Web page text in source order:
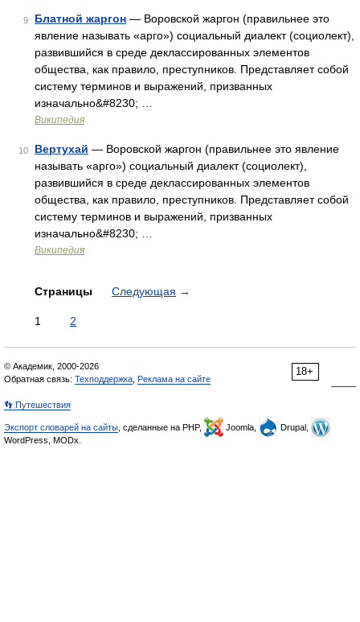
9 Блатной жаргон — Воровской жаргон (правильнее это
явление называть «арго») социальный диалект (социолект),
развившийся в среде деклассированных элементов
общества, как правило, преступников. Представляет собой
систему терминов и выражений, призванных
изначально&#8230; …
Википедия
10 Вертухай — Воровской жаргон (правильнее это явление
называть «арго») социальный диалект (социолект),
развившийся в среде деклассированных элементов
общества, как правило, преступников. Представляет собой
систему терминов и выражений, призванных
изначально&#8230; …
Википедия
Страницы Следующая →
1 2
18+
© Академик, 2000-2026
Обратная связь: Техподдержка Реклама на сайте
👣 Путешествия
Экспорт словарей на сайты , сделанные на PHP, Joomla,
Drupal,
WordPress, MODx.